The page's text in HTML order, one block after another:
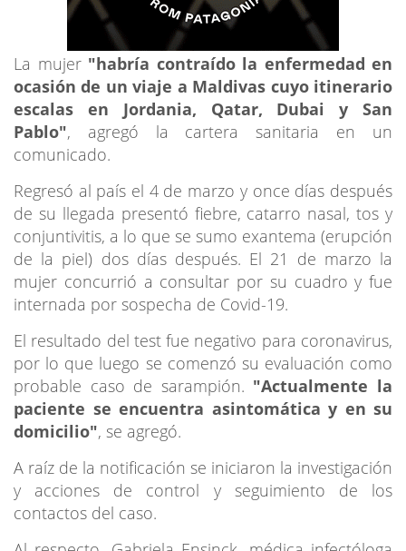
La mujer"habría contraído la enfermedad en
ocasión de un viaje a Maldivas cuyo itinerario
escalas en Jordania, Qatar, Dubai y San
Pablo", agregó la cartera sanitaria en un
comunicado.
Regresó al país el 4 de marzo y once días después
de su llegada presentó fiebre, catarro nasal, tos y
conjuntivitis, a lo que se sumo exantema (erupción
de la piel) dos días después. El 21 de marzo la
mujer concurrió a consultar por su cuadro y fue
internada por sospecha de Covid-19.
El resultado del test fue negativo para coronavirus,
por lo que luego se comenzó su evaluación como
probable caso de sarampión. "Actualmente la
paciente se encuentra asintomática y en su
domicilio", se agregó.
A raíz de la notificación se iniciaron la investigación
y acciones de control y seguimiento de los
contactos del caso.